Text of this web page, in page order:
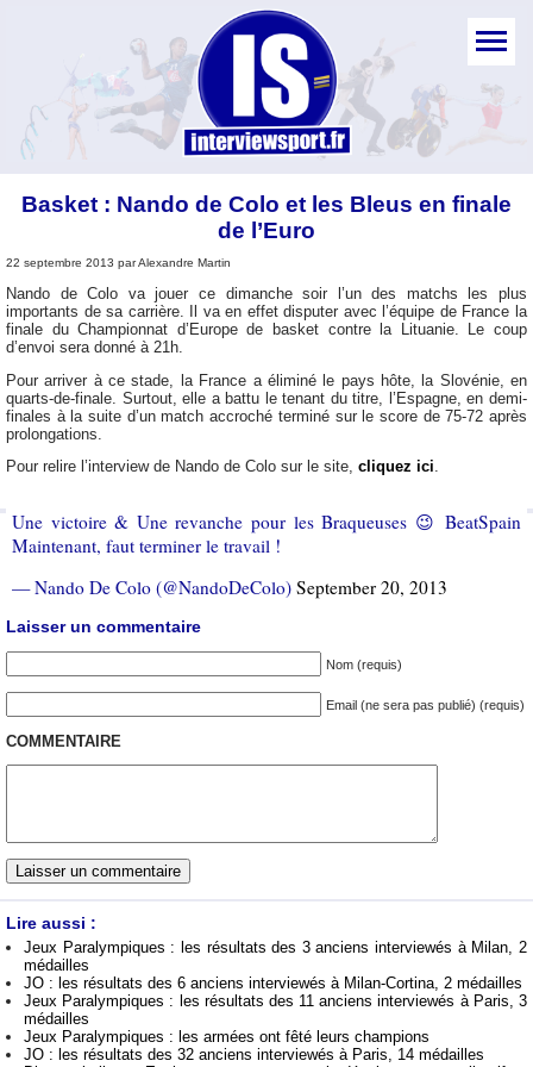
Basket : Nando de Colo et les Bleus en finale
de l’Euro
22 septembre 2013 par Alexandre Martin
Nando de Colo va jouer ce dimanche soir l’un des matchs les plus
importants de sa carrière. Il va en effet disputer avec l’équipe de France la
finale du Championnat d’Europe de basket contre la Lituanie. Le coup
d’envoi sera donné à 21h.
Pour arriver à ce stade, la France a éliminé le pays hôte, la Slovénie, en
quarts-de-finale. Surtout, elle a battu le tenant du titre, l’Espagne, en demi-
finales à la suite d’un match accroché terminé sur le score de 75-72 après
prolongations.
Pour relire l’interview de Nando de Colo sur le site, cliquez ici.
Une victoire & Une revanche pour les Braqueuses 😉 BeatSpain
Maintenant, faut terminer le travail !
— Nando De Colo (@NandoDeColo) September 20, 2013
Laisser un commentaire
Nom (requis)
Email (ne sera pas publié) (requis)
COMMENTAIRE
Lire aussi :
Jeux Paralympiques : les résultats des 3 anciens interviewés à Milan, 2
médailles
JO : les résultats des 6 anciens interviewés à Milan-Cortina, 2 médailles
Jeux Paralympiques : les résultats des 11 anciens interviewés à Paris, 3
médailles
Jeux Paralympiques : les armées ont fêté leurs champions
JO : les résultats des 32 anciens interviewés à Paris, 14 médailles